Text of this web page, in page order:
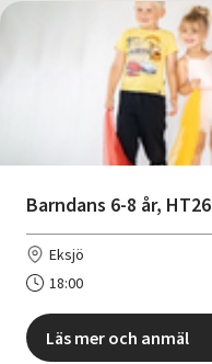
Barndans 6-8 år, HT26
Eksjö
18:00
Läs mer och anmäl